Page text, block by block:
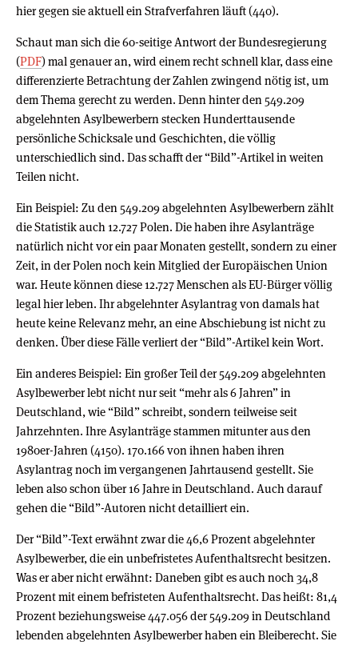
hier gegen sie aktuell ein Strafverfahren läuft (440).
Schaut man sich die 60-seitige Antwort der Bundesregierung
(PDF) mal genauer an, wird einem recht schnell klar, dass eine
differenzierte Betrachtung der Zahlen zwingend nötig ist, um
dem Thema gerecht zu werden. Denn hinter den 549.209
abgelehnten Asylbewerbern stecken Hunderttausende
persönliche Schicksale und Geschichten, die völlig
unterschiedlich sind. Das schafft der “Bild”-Artikel in weiten
Teilen nicht.
Ein Beispiel: Zu den 549.209 abgelehnten Asylbewerbern zählt
die Statistik auch 12.727 Polen. Die haben ihre Asylanträge
natürlich nicht vor ein paar Monaten gestellt, sondern zu einer
Zeit, in der Polen noch kein Mitglied der Europäischen Union
war. Heute können diese 12.727 Menschen als EU-Bürger völlig
legal hier leben. Ihr abgelehnter Asylantrag von damals hat
heute keine Relevanz mehr, an eine Abschiebung ist nicht zu
denken. Über diese Fälle verliert der “Bild”-Artikel kein Wort.
Ein anderes Beispiel: Ein großer Teil der 549.209 abgelehnten
Asylbewerber lebt nicht nur seit “mehr als 6 Jahren” in
Deutschland, wie “Bild” schreibt, sondern teilweise seit
Jahrzehnten. Ihre Asylanträge stammen mitunter aus den
1980er-Jahren (4150). 170.166 von ihnen haben ihren
Asylantrag noch im vergangenen Jahrtausend gestellt. Sie
leben also schon über 16 Jahre in Deutschland. Auch darauf
gehen die “Bild”-Autoren nicht detailliert ein.
Der “Bild”-Text erwähnt zwar die 46,6 Prozent abgelehnter
Asylbewerber, die ein unbefristetes Aufenthaltsrecht besitzen.
Was er aber nicht erwähnt: Daneben gibt es auch noch 34,8
Prozent mit einem befristeten Aufenthaltsrecht. Das heißt: 81,4
Prozent beziehungsweise 447.056 der 549.209 in Deutschland
lebenden abgelehnten Asylbewerber haben ein Bleiberecht. Sie